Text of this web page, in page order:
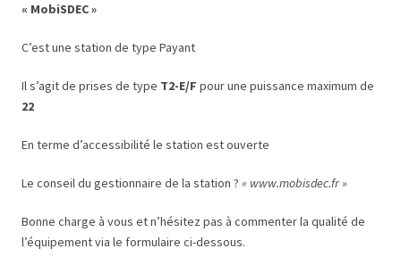
« MobiSDEC »
C’est une station de type Payant
Il s’agit de prises de type T2-E/F pour une puissance maximum de
22
En terme d’accessibilité le station est ouverte
Le conseil du gestionnaire de la station ? « www.mobisdec.fr »
Bonne charge à vous et n’hésitez pas à commenter la qualité de
l’équipement via le formulaire ci-dessous.